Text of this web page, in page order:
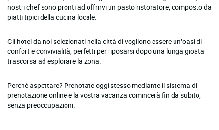
nostri chef sono pronti ad offrirvi un pasto ristoratore, composto da
piatti tipici della cucina locale.
Gli hotel da noi selezionati nella città di vogliono essere un’oasi di
confort e convivialità, perfetti per riposarsi dopo una lunga gioata
trascorsa ad esplorare la zona.
Perché aspettare? Prenotate oggi stesso mediante il sistema di
prenotazione online e la vostra vacanza comincerà fin da subito,
senza preoccupazioni.